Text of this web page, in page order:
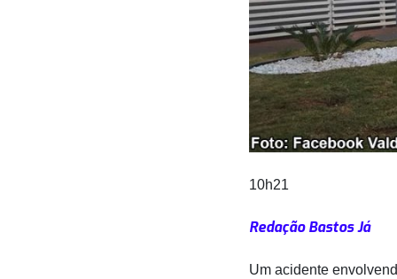
10h21
Redação Bastos Já
Um acidente